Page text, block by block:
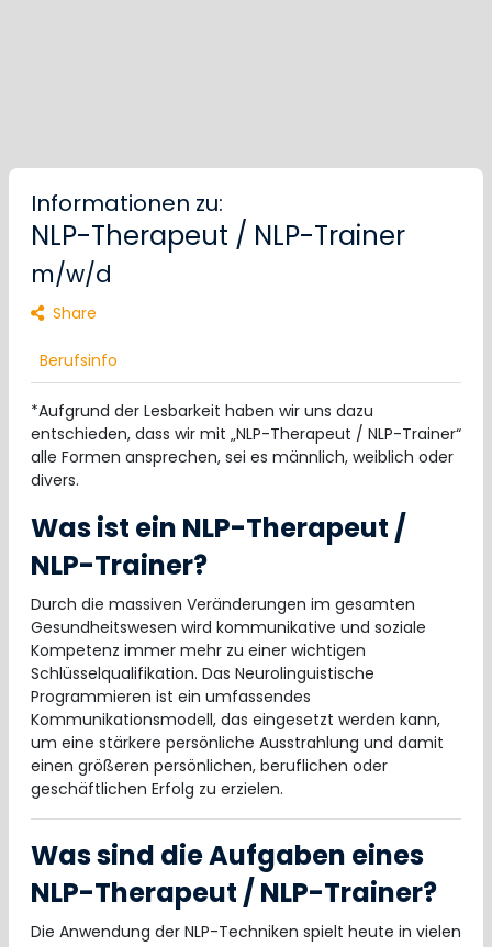
Informationen zu:
NLP-Therapeut / NLP-Trainer
m/w/d
Share
Berufsinfo
*Aufgrund der Lesbarkeit haben wir uns dazu
entschieden, dass wir mit „NLP-Therapeut / NLP-Trainer“
alle Formen ansprechen, sei es männlich, weiblich oder
divers.
Was ist ein NLP-Therapeut /
NLP-Trainer?
Durch die massiven Veränderungen im gesamten
Gesundheitswesen wird kommunikative und soziale
Kompetenz immer mehr zu einer wichtigen
Schlüsselqualifikation. Das Neurolinguistische
Programmieren ist ein umfassendes
Kommunikationsmodell, das eingesetzt werden kann,
um eine stärkere persönliche Ausstrahlung und damit
einen größeren persönlichen, beruflichen oder
geschäftlichen Erfolg zu erzielen.
Was sind die Aufgaben eines
NLP-Therapeut / NLP-Trainer?
Die Anwendung der NLP-Techniken spielt heute in vielen